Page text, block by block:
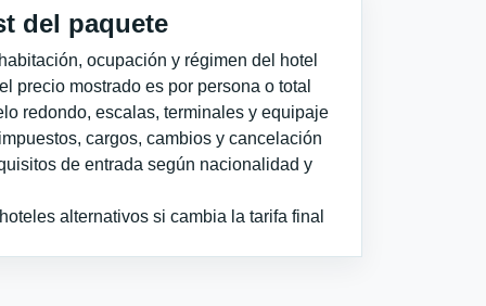
del paquete
ocupación y régimen del hotel
precio mostrado es por persona o total
redondo, escalas, terminales y equipaje
cargos, cambios y cancelación
de entrada según nacionalidad y
alternativos si cambia la tarifa final